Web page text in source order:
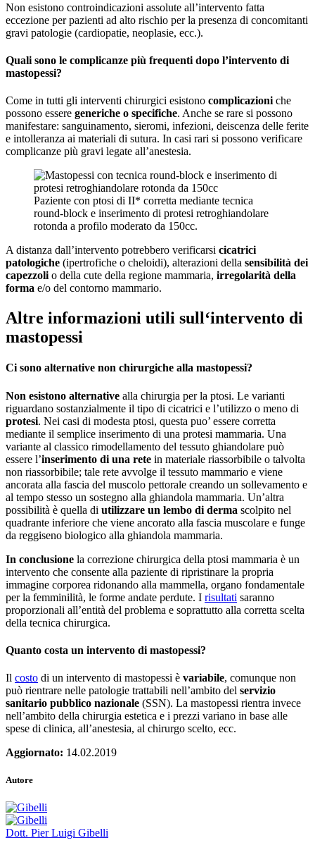
Non esistono controindicazioni assolute all’intervento fatta
eccezione per pazienti ad alto rischio per la presenza di concomitanti
gravi patologie (cardiopatie, neoplasie, ecc.).
Quali sono le complicanze più frequenti dopo l’intervento di
mastopessi?
Come in tutti gli interventi chirurgici esistono complicazioni che
possono essere generiche o specifiche. Anche se rare si possono
manifestare: sanguinamento, sieromi, infezioni, deiscenza delle ferite
e intolleranza ai materiali di sutura. In casi rari si possono verificare
complicanze più gravi legate all’anestesia.
Paziente con ptosi di II* corretta mediante tecnica
round-block e inserimento di protesi retroghiandolare
rotonda a profilo moderato da 150cc.
A distanza dall’intervento potrebbero verificarsi cicatrici
patologiche (ipertrofiche o cheloidi), alterazioni della sensibilità dei
capezzoli o della cute della regione mammaria, irregolarità della
forma e/o del contorno mammario.
Altre informazioni utili sull‘intervento di
mastopessi
Ci sono alternative non chirurgiche alla mastopessi?
Non esistono alternative alla chirurgia per la ptosi. Le varianti
riguardano sostanzialmente il tipo di cicatrici e l’utilizzo o meno di
protesi. Nei casi di modesta ptosi, questa puo’ essere corretta
mediante il semplice inserimento di una protesi mammaria. Una
variante al classico rimodellamento del tessuto ghiandolare può
essere l’inserimento di una rete in materiale riassorbibile o talvolta
non riassorbibile; tale rete avvolge il tessuto mammario e viene
ancorata alla fascia del muscolo pettorale creando un sollevamento e
al tempo stesso un sostegno alla ghiandola mammaria. Un’altra
possibilità è quella di utilizzare un lembo di derma scolpito nel
quadrante inferiore che viene ancorato alla fascia muscolare e funge
da reggiseno biologico alla ghiandola mammaria.
In conclusione la correzione chirurgica della ptosi mammaria è un
intervento che consente alla paziente di ripristinare la propria
immagine corporea ridonando alla mammella, organo fondamentale
per la femminilità, le forme andate perdute. I risultati saranno
proporzionali all’entità del problema e soprattutto alla corretta scelta
della tecnica chirurgica.
Quanto costa un intervento di mastopessi?
Il costo di un intervento di mastopessi è variabile, comunque non
può rientrare nelle patologie trattabili nell’ambito del servizio
sanitario pubblico nazionale (SSN). La mastopessi rientra invece
nell’ambito della chirurgia estetica e i prezzi variano in base alle
spese di clinica, all’anestesia, al chirurgo scelto, ecc.
Aggiornato: 14.02.2019
Autore
Dott. Pier Luigi Gibelli